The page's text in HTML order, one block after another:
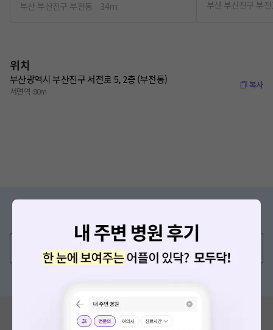
부산 부산진구 부전동
34m
부산 부산진구 부
위치
부산광역시 부산진구 서전로 5, 2층 (부전동)
서면역 80m
복사
의사가 직접 답해드려요!
💬 무엇이든 물어보세요
혹시 잘못된 병원정보가 있나요?
모두닥 팀에 알려주세요!